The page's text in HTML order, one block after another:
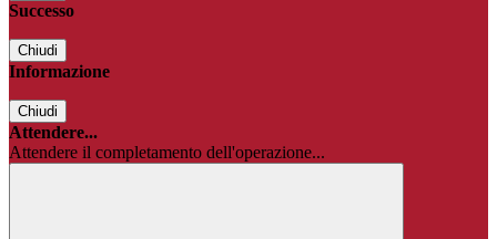
Successo
Chiudi
Informazione
Chiudi
Attendere...
Attendere il completamento dell'operazione...